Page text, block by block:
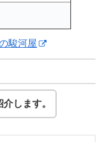
駿河屋
します。